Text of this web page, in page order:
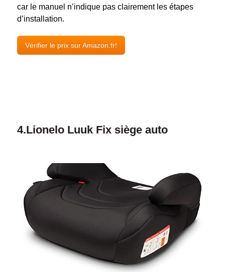
car le manuel n’indique pas clairement les étapes
d’installation.
Vérifier le prix sur Amazon.fr!
4.Lionelo Luuk Fix siège auto